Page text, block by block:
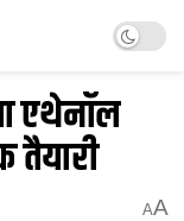
एथेनॉल
AA